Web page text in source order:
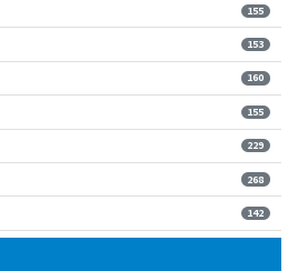
155
153
160
155
229
268
142